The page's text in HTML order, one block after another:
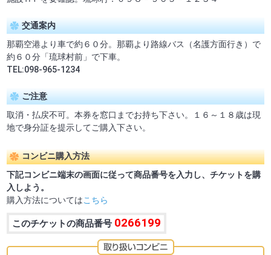
交通案内
那覇空港より車で約６０分。那覇より路線バス（名護方面行き）で
約６０分「琉球村前」で下車。
TEL:098-965-1234
ご注意
取消・払戻不可。本券を窓口までお持ち下さい。１６～１８歳は現
地で身分証を提示してご購入下さい。
コンビニ購入方法
下記コンビニ端末の画面に従って商品番号を入力し、チケットを購
入しよう。
購入方法についてはこちら
このチケットの商品番号 0266199